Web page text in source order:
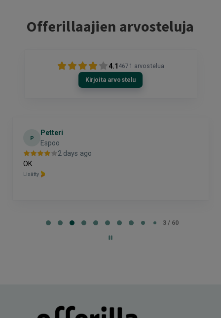
Offerillaajien arvosteluja
4.1 4671 arvostelua
Kirjoita arvostelu
P
Petteri
Espoo
2 days ago
OK
Lisätty
3 / 60